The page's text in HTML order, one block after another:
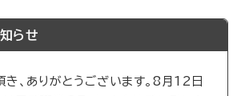
らせ
、ありがとうございます。8月12日